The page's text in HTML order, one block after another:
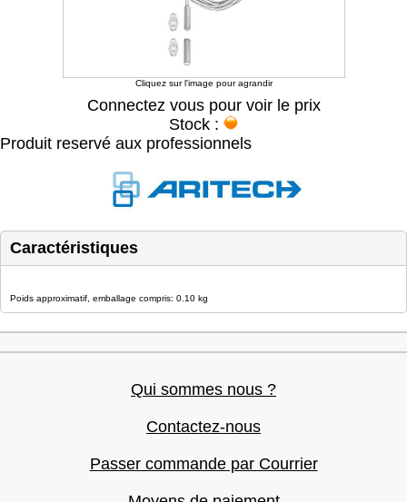
Cliquez sur l'image pour agrandir
Connectez vous pour voir le prix
Stock :
Produit reservé aux professionnels
Caractéristiques
Poids approximatif, emballage compris: 0.10 kg
Qui sommes nous ?
Contactez-nous
Passer commande par Courrier